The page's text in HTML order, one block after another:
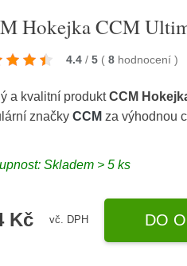
Hokejka CCM
4.4 / 5 ( 8 hodnocení)
a kvalitní produktCCM
značkyCCM za výhodnou
Skladem > 5 ks
Kč vč. DPH DO